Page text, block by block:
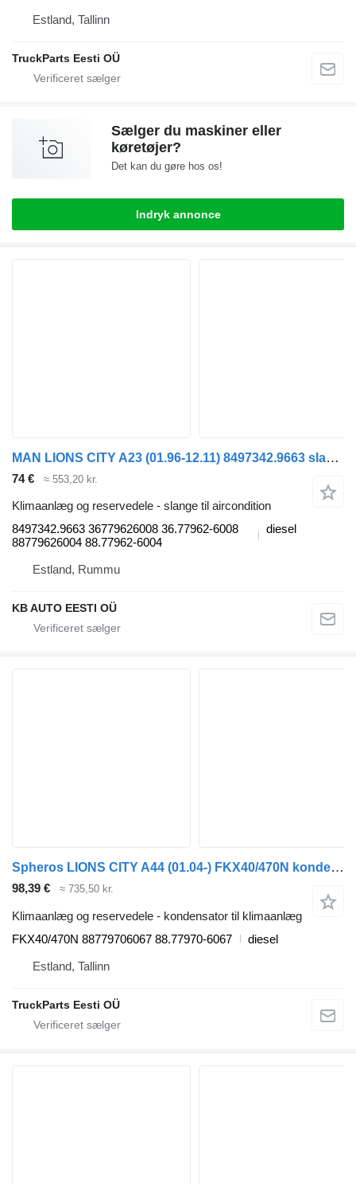
Estland, Tallinn
TruckParts Eesti OÜ
Sælger du maskiner eller
køretøjer?
Det kan du gøre hos os!
Indryk annonce
MAN LIONS CITY A23 (01.96-12.11) 8497342.9663 slange til aircondition til MAN Lion's bus (1991-)
74 € ≈ 553,20 kr.
Klimaanlæg og reservedele - slange til aircondition
8497342.9663 36779626008 36.77962-6008
88779626004 88.77962-6004
diesel
Estland, Rummu
KB AUTO EESTI OÜ
Spheros LIONS CITY A44 (01.04-) FKX40/470N kondensator til klimaanlæg til MAN LIONS CITY A44 (01.04-) bus
98,39 € ≈ 735,50 kr.
Klimaanlæg og reservedele - kondensator til klimaanlæg
FKX40/470N 88779706067 88.77970-6067
diesel
Estland, Tallinn
TruckParts Eesti OÜ